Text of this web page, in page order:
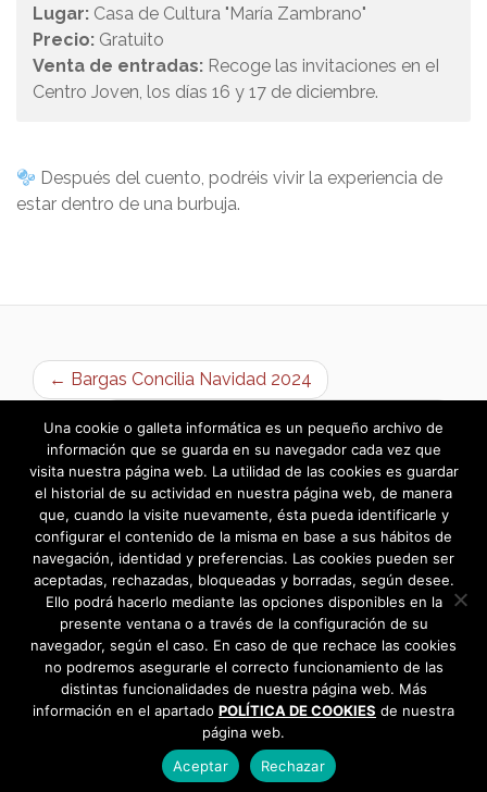
Lugar: Casa de Cultura "María Zambrano"
Precio: Gratuito
Venta de entradas: Recoge las invitaciones en eI
Centro Joven, los días 16 y 17 de diciembre.
Después del cuento, podréis vivir la experiencia de
estar dentro de una burbuja.
← Bargas Concilia Navidad 2024
Navilandia «El Parque de la Navidad» →
Una cookie o galleta informática es un pequeño archivo de
información que se guarda en su navegador cada vez que
visita nuestra página web. La utilidad de las cookies es guardar
el historial de su actividad en nuestra página web, de manera
que, cuando la visite nuevamente, ésta pueda identificarle y
configurar el contenido de la misma en base a sus hábitos de
navegación, identidad y preferencias. Las cookies pueden ser
aceptadas, rechazadas, bloqueadas y borradas, según desee.
Ello podrá hacerlo mediante las opciones disponibles en la
presente ventana o a través de la configuración de su
navegador, según el caso. En caso de que rechace las cookies
no podremos asegurarle el correcto funcionamiento de las
distintas funcionalidades de nuestra página web. Más
información en el apartado POLÍTICA DE COOKIES de nuestra
página web.
Aceptar
Rechazar